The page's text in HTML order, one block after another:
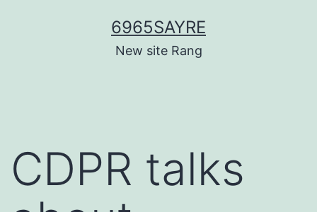
6965SAYRE
New site Rang
CDPR talks